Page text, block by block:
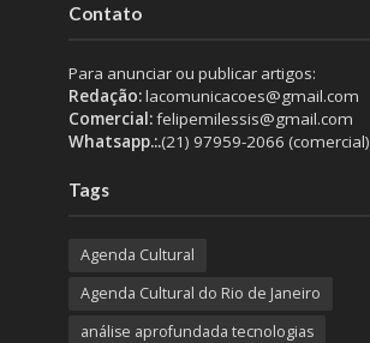
Contato
Para anunciar ou publicar artigos:
Redação:lacomunicacoes@gmail.com
Comercial:felipemilessis@gmail.com
Whatsapp.:.(21) 97959-2066 (comercial)
Tags
Agenda Cultural
Agenda Cultural do Rio de Janeiro
análise aprofundada tecnologias